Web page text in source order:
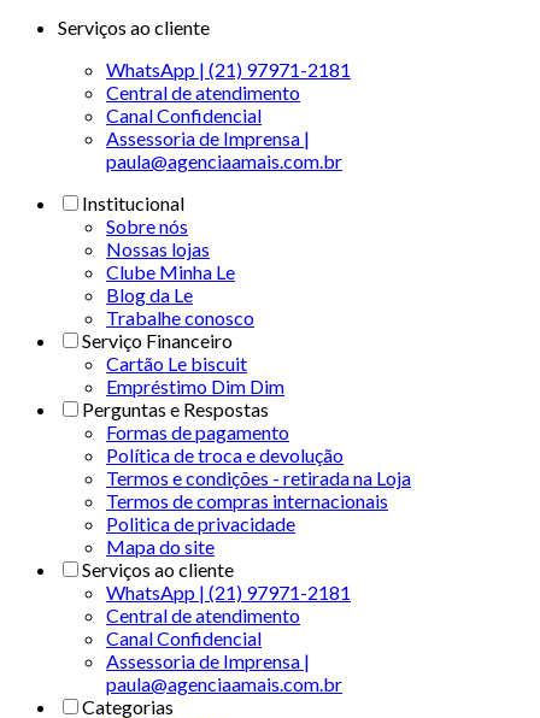
Serviços ao cliente
WhatsApp | (21) 97971-2181
Central de atendimento
Canal Confidencial
Assessoria de Imprensa |
paula@agenciaamais.com.br
Institucional
Sobre nós
Nossas lojas
Clube Minha Le
Blog da Le
Trabalhe conosco
Serviço Financeiro
Cartão Le biscuit
Empréstimo Dim Dim
Perguntas e Respostas
Formas de pagamento
Política de troca e devolução
Termos e condições - retirada na Loja
Termos de compras internacionais
Politica de privacidade
Mapa do site
Serviços ao cliente
WhatsApp | (21) 97971-2181
Central de atendimento
Canal Confidencial
Assessoria de Imprensa |
paula@agenciaamais.com.br
Categorias